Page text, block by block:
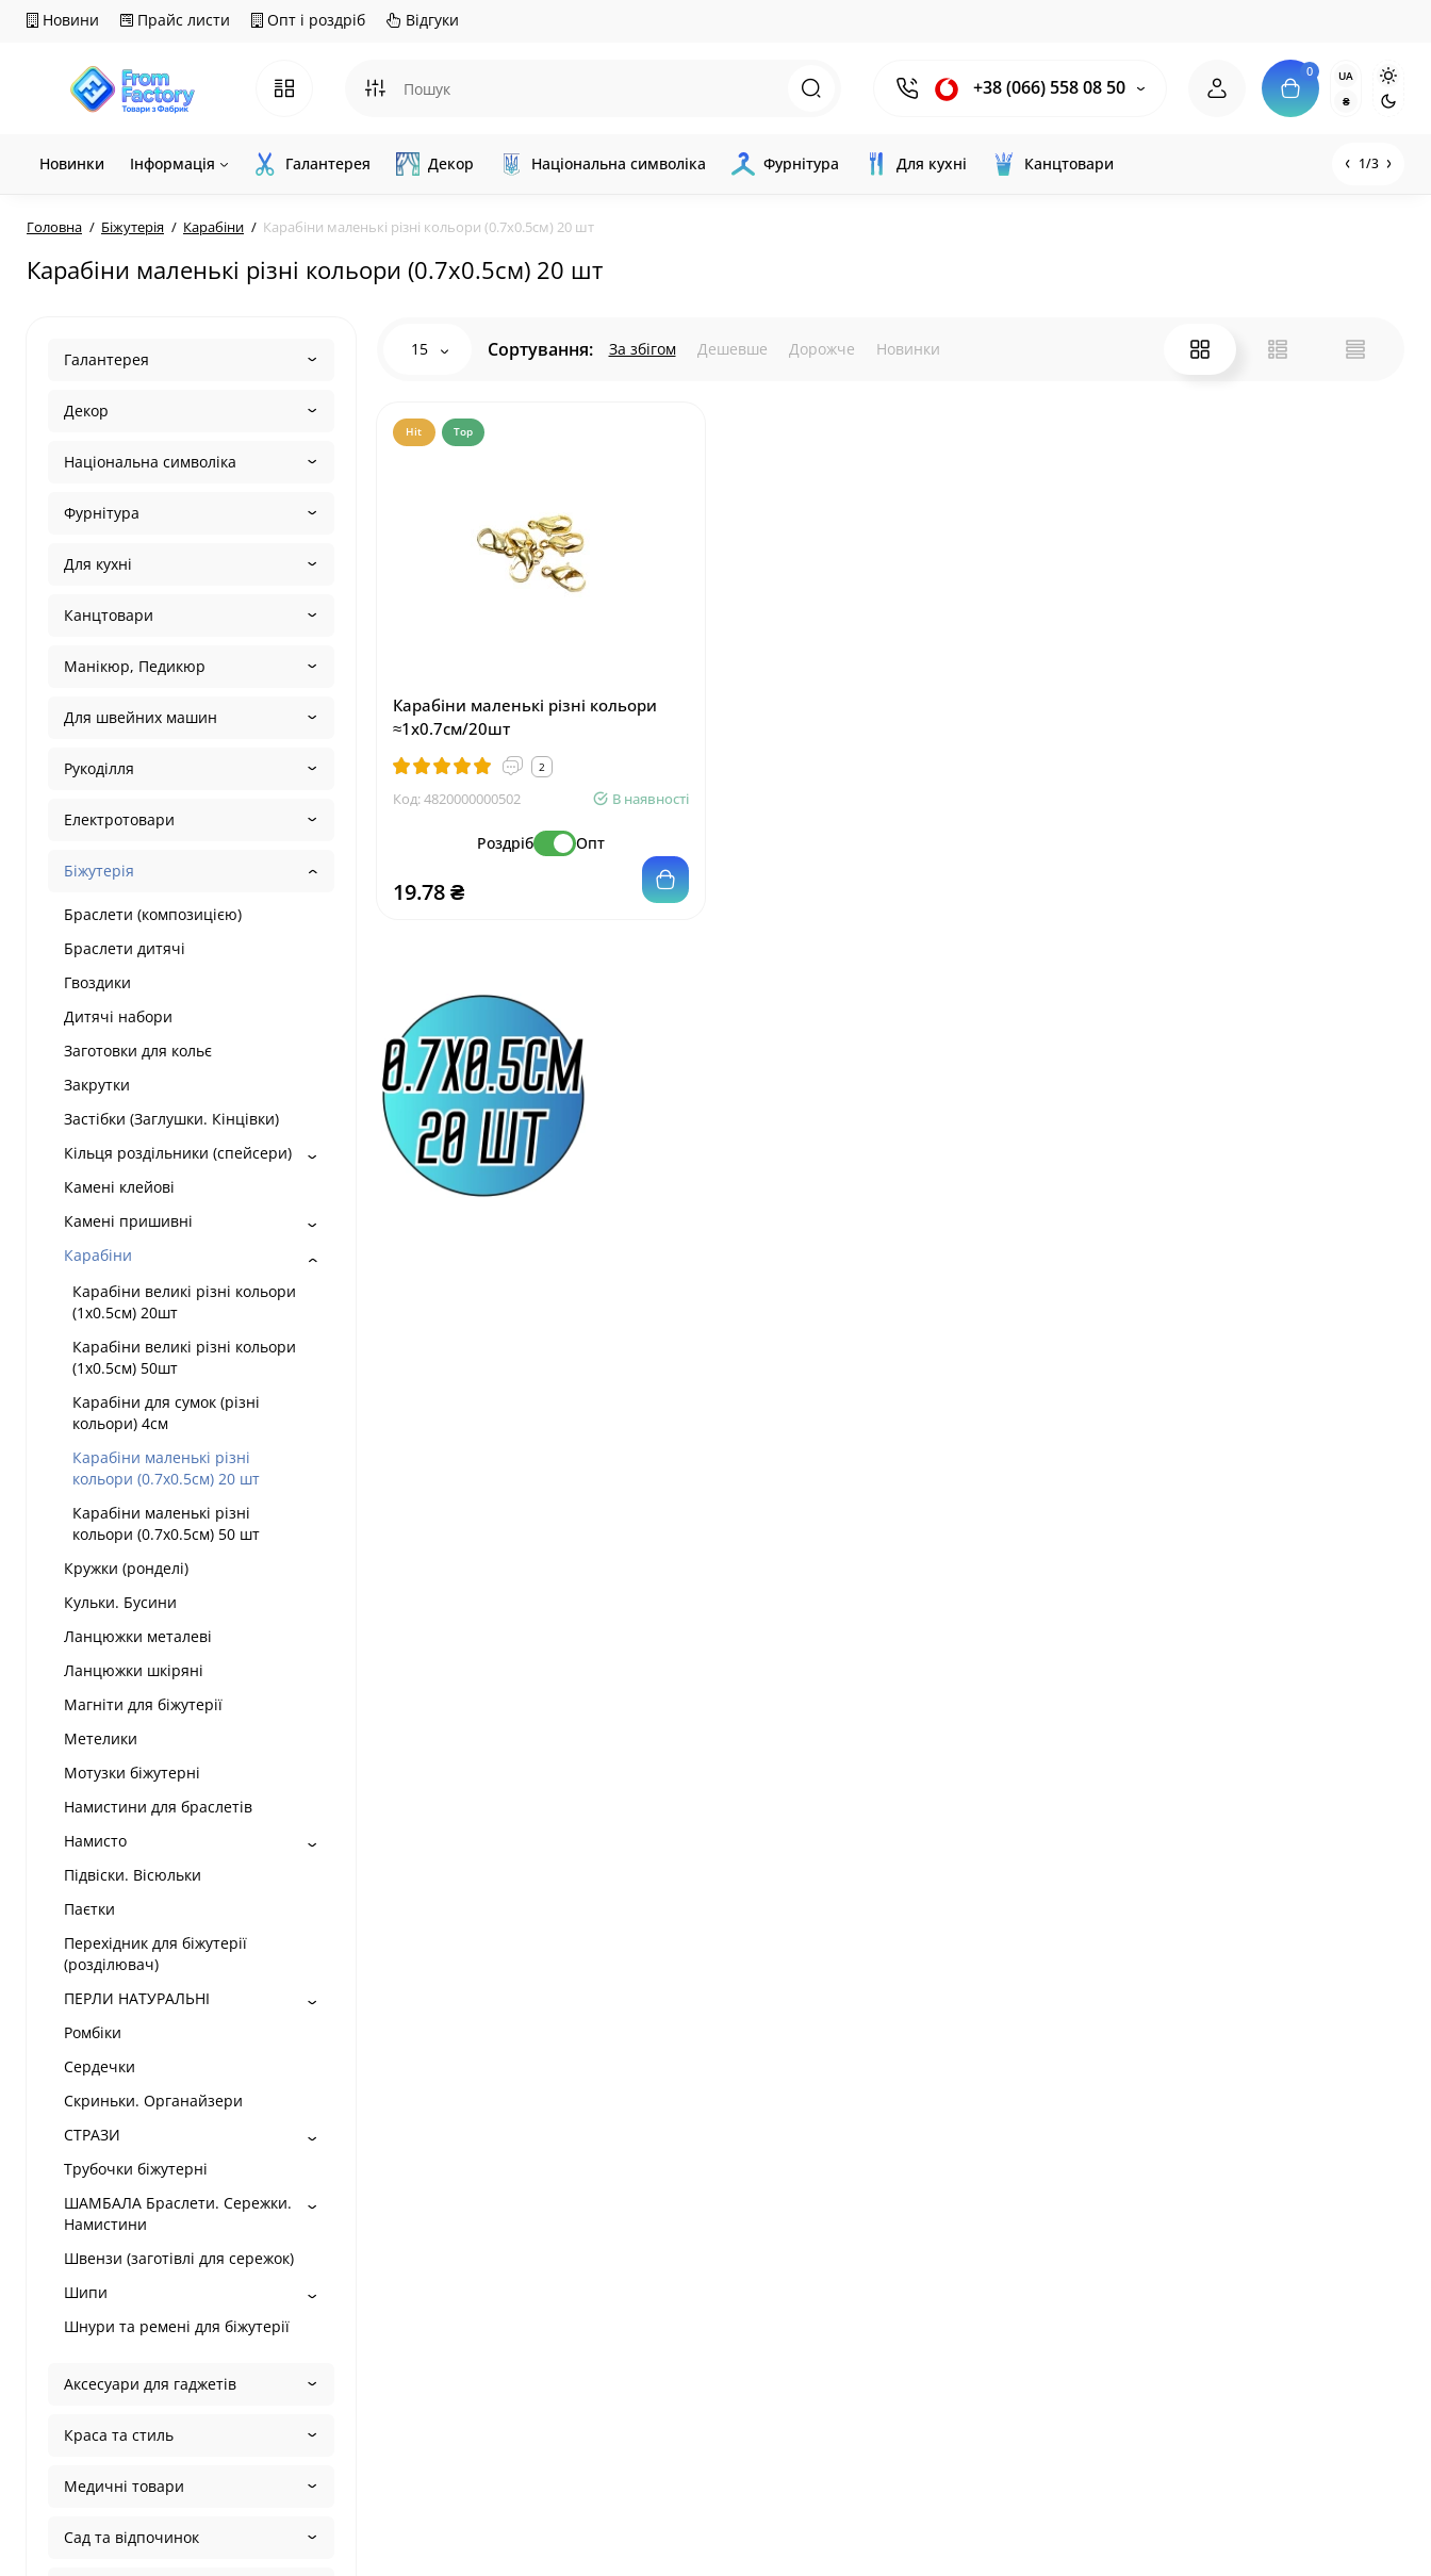
Новини Прайс листи Опт і роздріб Відгуки
+38 (066) 558 08 50
0
UA
₴
Новинки Інформація Галантерея Декор Національна символіка Фурнітура Для кухні Канцтовари 1/3
Головна Біжутерія Карабіни Карабіни маленькі різні кольори (0.7х0.5см) 20 шт
Карабіни маленькі різні кольори (0.7х0.5см) 20 шт
Галантерея
Декор
Національна символіка
Фурнітура
Для кухні
Канцтовари
Манікюр, Педикюр
Для швейних машин
Рукоділля
Електротовари
Біжутерія
Браслети (композицією)
Браслети дитячі
Гвоздики
Дитячі набори
Заготовки для кольє
Закрутки
Застібки (Заглушки. Кінцівки)
Кільця роздільники (спейсери)
Камені клейові
Камені пришивні
Карабіни
Карабіни великі різні кольори
(1х0.5см) 20шт
Карабіни великі різні кольори
(1х0.5см) 50шт
Карабіни для сумок (різні
кольори) 4см
Карабіни маленькі різні
кольори (0.7х0.5см) 20 шт
Карабіни маленькі різні
кольори (0.7х0.5см) 50 шт
Кружки (ронделі)
Кульки. Бусини
Ланцюжки металеві
Ланцюжки шкіряні
Магніти для біжутерії
Метелики
Мотузки біжутерні
Намистини для браслетів
Намисто
Підвіски. Вісюльки
Паєтки
Перехідник для біжутерії
(розділювач)
ПЕРЛИ НАТУРАЛЬНІ
Ромбіки
Сердечки
Скриньки. Органайзери
СТРАЗИ
Трубочки біжутерні
ШАМБАЛА Браслети. Сережки.
Намистини
Швензи (заготівлі для сережок)
Шипи
Шнури та ремені для біжутерії
Аксесуари для гаджетів
Краса та стиль
Медичні товари
Сад та відпочинок
15 Сортування: За збігом Дешевше Дорожче Новинки
Hit Top
Карабіни маленькі різні кольори
≈1х0.7см/20шт
2
Код:4820000000502 В наявності
Роздріб Опт
19.78 ₴